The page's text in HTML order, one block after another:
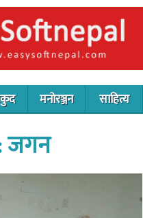
मनोरञ्जन साहित्य
जगन